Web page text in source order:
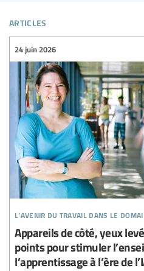
articles
l’avenir du travail dans le
24 juin 2026
Appareils de côté, yeux
points pour stimuler
l’apprentissage à l’ère de